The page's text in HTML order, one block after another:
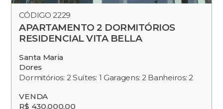
CÓDIGO 2229
APARTAMENTO 2 DORMITÓRIOS
RESIDENCIAL VITA BELLA
Santa Maria
Dores
Dormitórios: 2 Suítes: 1 Garagens: 2 Banheiros: 2
VENDA
R$ 430.000,00